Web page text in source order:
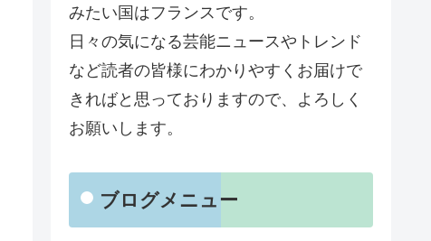
みたい国はフランスです。
日々の気になる芸能ニュースやトレンド
など読者の皆様にわかりやすくお届けで
きればと思っておりますので、よろしく
お願いします。
ブログメニュー